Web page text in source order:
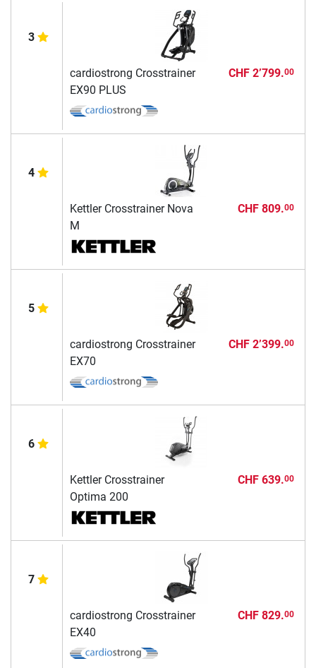
3
cardiostrong Crosstrainer
EX90 PLUS
CHF 2’799.00
4
Kettler Crosstrainer Nova
M
CHF 809.00
5
cardiostrong Crosstrainer
EX70
CHF 2’399.00
6
Kettler Crosstrainer
Optima 200
CHF 639.00
7
cardiostrong Crosstrainer
EX40
CHF 829.00